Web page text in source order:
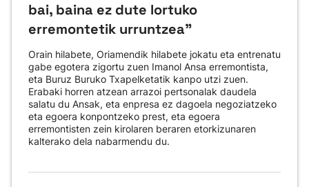
bai, baina ez dute lortuko
erremontetik urruntzea"
Orain hilabete, Oriamendik hilabete jokatu eta entrenatu
gabe egotera zigortu zuen Imanol Ansa erremontista,
eta Buruz Buruko Txapelketatik kanpo utzi zuen.
Erabaki horren atzean arrazoi pertsonalak daudela
salatu du Ansak, eta enpresa ez dagoela negoziatzeko
eta egoera konpontzeko prest, eta egoera
erremontisten zein kirolaren beraren etorkizunaren
kalterako dela nabarmendu du.